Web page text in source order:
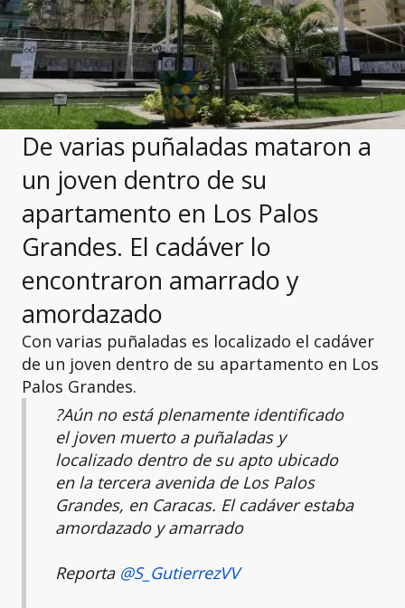
De varias puñaladas mataron a
un joven dentro de su
apartamento en Los Palos
Grandes. El cadáver lo
encontraron amarrado y
amordazado
Con varias puñaladas es localizado el cadáver
de un joven dentro de su apartamento en Los
Palos Grandes.
?Aún no está plenamente identificado
el joven muerto a puñaladas y
localizado dentro de su apto ubicado
en la tercera avenida de Los Palos
Grandes, en Caracas. El cadáver estaba
amordazado y amarrado
Reporta @S_GutierrezVV